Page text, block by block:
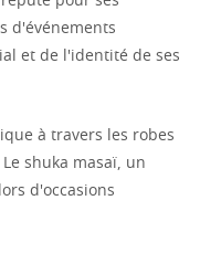
d'événements
et de l'identité de ses
à travers les robes
shuka masaï, un
d'occasions